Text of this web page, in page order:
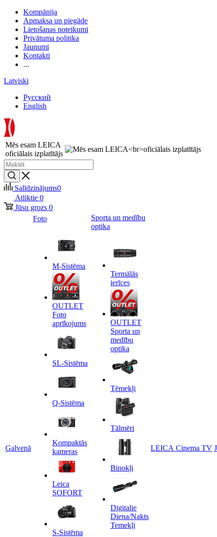
Kompānija
Apmaksa un piegāde
Lietošanas noteikumi
Privātuma politika
Jaunumi
Kontakti
...
Latviski
Русский
English
Mēs esam LEICA
oficiālais izplatītājs
Salīdzinājums0
Atliktie 0
Jūsu grozs 0
Galvenā
Foto
M-Sistēma
OUTLET
Foto
aprīkojums
SL-Sistēma
Q-Sistēma
Kompaktās
kameras
Leica
SOFORT
S-Sistēma
Sporta un medību
optika
Termālās
ierīces
OUTLET
Sporta un
medību
optika
Tēmekļi
Tālmēri
Binokļi
Digitalie
Diena/Nakts
Temekļi
LEICA Cinema TV